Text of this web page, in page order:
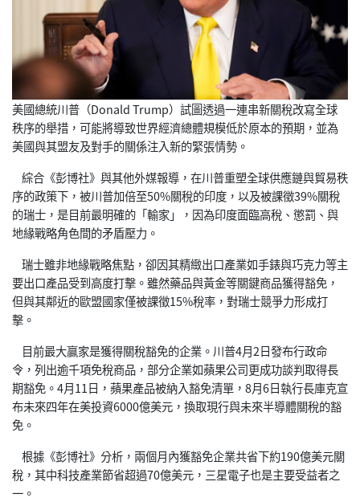
美國總統川普（Donald Trump）試圖透過一連串新關稅改寫全球
秩序的舉措，可能將導致世界經濟總體規模低於原本的預期，並為
美國與其盟友及對手的關係注入新的緊張情勢。
綜合《彭博社》與其他外媒報導，在川普重塑全球供應鏈與貿易秩
序的政策下，被川普加倍至50%關稅的印度，以及被課徵39%關稅
的瑞士，是目前最明確的「輸家」，因為印度面臨高稅、懲罰、與
地緣戰略角色間的矛盾壓力。
瑞士雖非地緣戰略焦點，卻因其精緻出口產業如手錶與巧克力等主
要出口產品受到高度打擊。雖然藥品與黃金等關鍵商品獲得豁免，
但與其鄰近的歐盟國家僅被課徵15%稅率，對瑞士競爭力形成打
擊。
目前最大贏家是獲得關稅豁免的企業。川普4月2日發布行政命
令，列出逾千項免稅商品，部分企業如蘋果公司更成功談判取得長
期豁免。4月11日，蘋果產品被納入豁免清單，8月6日執行長庫克宣
布未來四年在美投資6000億美元，換取現行與未來半導體關稅的豁
免。
根據《彭博社》分析，兩個月內獲豁免企業共省下約190億美元關
稅，其中科技產業節省超過70億美元，三星電子也是主要受益者之
一。